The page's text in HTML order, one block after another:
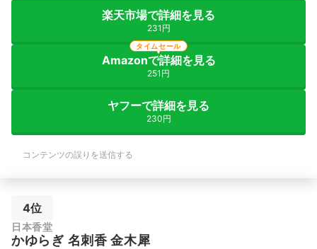
楽天市場で詳細を見る
231円
Amazonで詳細を見る
251円
タイムセール
ヤフーで詳細を見る
230円
コンテンツの誤りを送信する
4位
日本香堂
かゆらぎ 名刺香 金木犀